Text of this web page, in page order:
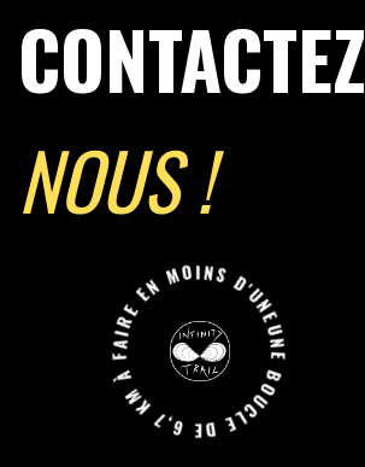
CONTACTEZ
NOUS !
UNE BOUCLE DE 6,7 KM À FAIRE EN MOINS D'UNE HEURE JUSQU'A L'INIFINI.